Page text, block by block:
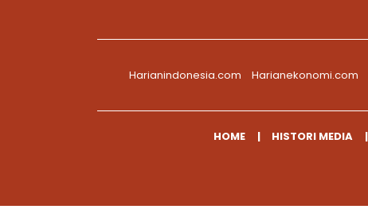
Harianindonesia.com
Harianekonomi.com
HOME HISTORI MEDIA